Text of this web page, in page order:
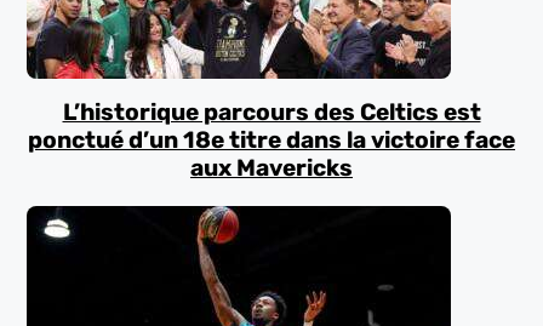
L’historique parcours des Celtics est
ponctué d’un 18e titre dans la victoire face
aux Mavericks